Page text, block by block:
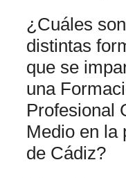
¿Cuáles
distintas
que se
una
Profesional
Medio en la
de Cádiz?